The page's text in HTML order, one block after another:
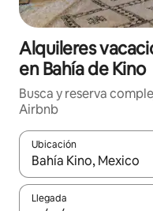
Alquileres
en Bahía de Kino
Busca y reserva
Airbnb
Ubicación
Cuando los resultados
Llegada